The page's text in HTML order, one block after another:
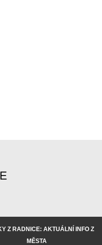
Z RADNICE: AKTUÁLNÍ INFO Z
MĚSTA